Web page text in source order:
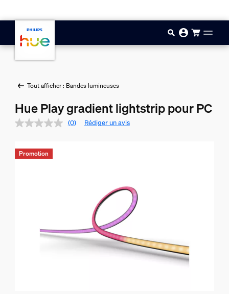
Tout afficher : Bandes lumineuses
Hue Play gradient lightstrip pour PC
(0) Rédiger un avis
Promotion